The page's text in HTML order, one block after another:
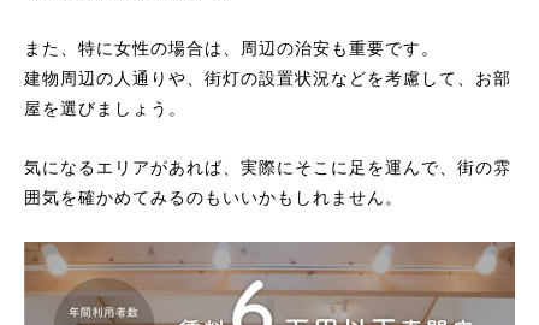
また、特に女性の場合は、周辺の治安も重要です。
建物周辺の人通りや、街灯の設置状況などを考慮して、お部
屋を選びましょう。
気になるエリアがあれば、実際にそこに足を運んで、街の雰
囲気を確かめてみるのもいいかもしれません。